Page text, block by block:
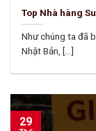
Top Nhà hàng
Như chúng ta đã
Nhật Bản, [...]
29